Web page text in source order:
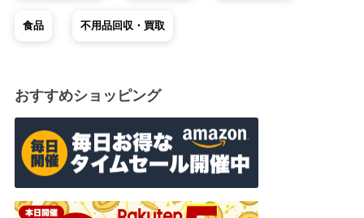
食品 不用品回収・買取
おすすめショッピング